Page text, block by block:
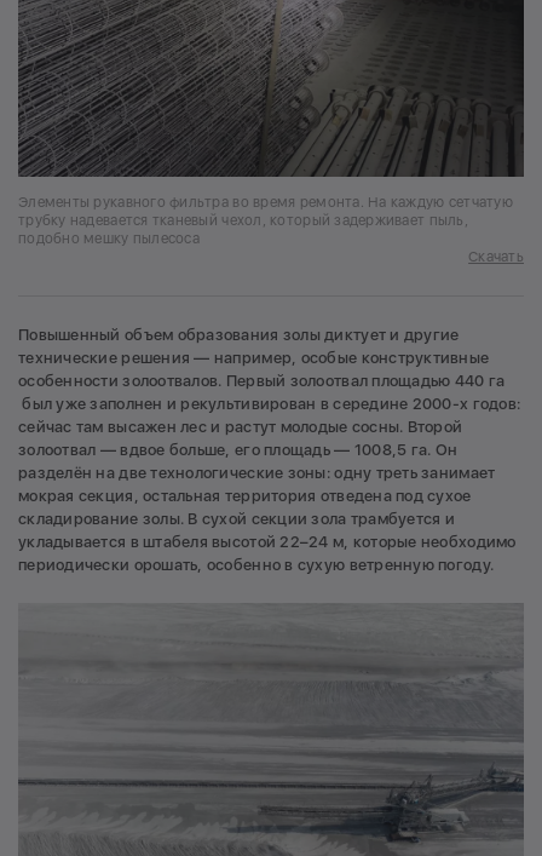
Элементы рукавного фильтра во время ремонта. На каждую сетчатую
трубку надевается тканевый чехол, который задерживает пыль,
подобно мешку пылесоса
Скачать
Повышенный объем образования золы диктует и другие
технические решения — например, особые конструктивные
особенности золоотвалов. Первый золоотвал площадью 440 га
был уже заполнен и рекультивирован в середине 2000-х годов:
сейчас там высажен лес и растут молодые сосны. Второй
золоотвал — вдвое больше, его площадь — 1008,5 га. Он
разделён на две технологические зоны: одну треть занимает
мокрая секция, остальная территория отведена под сухое
складирование золы. В сухой секции зола трамбуется и
укладывается в штабеля высотой 22–24 м, которые необходимо
периодически орошать, особенно в сухую ветренную погоду.